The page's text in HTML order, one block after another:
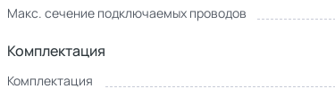
Макс. сечение подключаемых проводов
Комплектация
Комплектация